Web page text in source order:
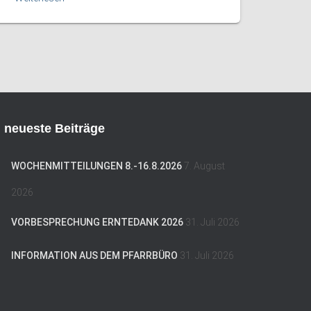
neueste Beiträge
WOCHENMITTEILUNGEN 8.-16.8.2026 7. August
2026
VORBESPRECHUNG ERNTEDANK 2026 31. Juli 2026
INFORMATION AUS DEM PFARRBÜRO 31. Juli 2026